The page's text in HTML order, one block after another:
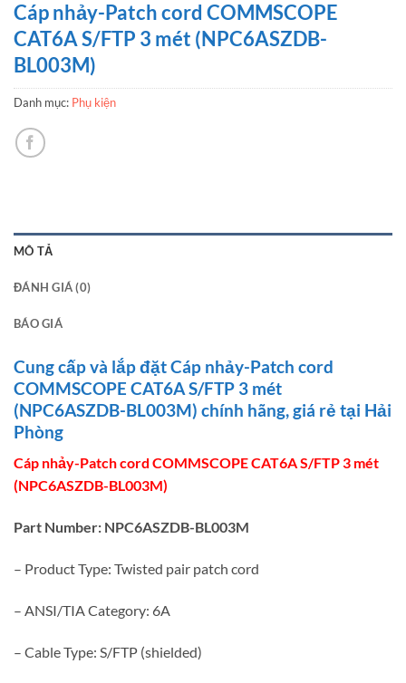
Cáp nhảy-Patch cord COMMSCOPE
CAT6A S/FTP 3 mét (NPC6ASZDB-
BL003M)
Danh mục: Phụ kiện
MÔ TẢ
ĐÁNH GIÁ (0)
BÁO GIÁ
Cung cấp và lắp đặt Cáp nhảy-Patch cord
COMMSCOPE CAT6A S/FTP 3 mét
(NPC6ASZDB-BL003M) chính hãng, giá rẻ tại Hải
Phòng
Cáp nhảy-Patch cord COMMSCOPE CAT6A S/FTP 3 mét
(NPC6ASZDB-BL003M)
Part Number: NPC6ASZDB-BL003M
– Product Type: Twisted pair patch cord
– ANSI/TIA Category: 6A
– Cable Type: S/FTP (shielded)